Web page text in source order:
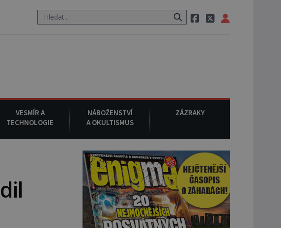
látka neznámého původu. : Na americké městečko
VESMÍR A
TECHNOLOGIE
NÁBOŽENSTVÍ
A OKULTISMUS
ZÁZRAKY